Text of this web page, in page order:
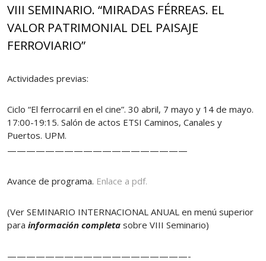
VIII SEMINARIO. “MIRADAS FÉRREAS. EL
VALOR PATRIMONIAL DEL PAISAJE
FERROVIARIO”
Actividades previas:
Ciclo “El ferrocarril en el cine”. 30 abril, 7 mayo y 14 de mayo.
17:00-19:15. Salón de actos ETSI Caminos, Canales y
Puertos. UPM.
———————————————————
Avance de programa. Enlace a pdf.
(Ver SEMINARIO INTERNACIONAL ANUAL en menú superior
para información completa sobre VIII Seminario)
———————————————————-